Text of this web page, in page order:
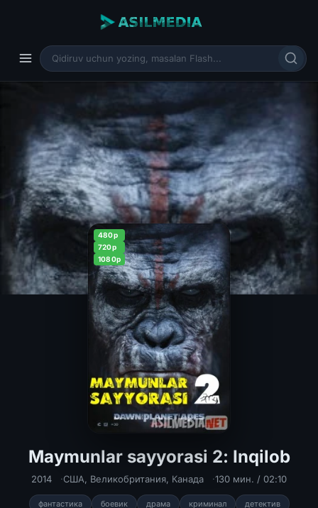
480p
720p
1080p
Maymunlar sayyorasi 2: Inqilob
Maymunlar sayyorasi 2: Inqilob
2014 США, Великобритания, Канада 130 мин. / 02:10
фантастика боевик драма криминал
детектив